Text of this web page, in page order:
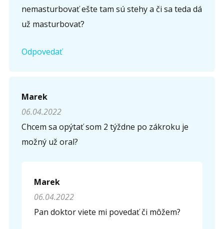
nemasturbovať ešte tam sú stehy a či sa teda dá
už masturbovať?
Odpovedať
Marek
06.04.2022
Chcem sa opýtať som 2 týždne po zákroku je
možný už oral?
Marek
06.04.2022
Pan doktor viete mi povedať či môžem?